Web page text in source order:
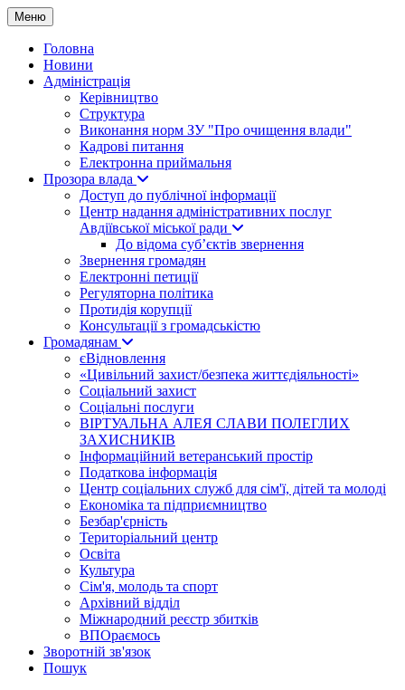
Меню
Головна
Новини
Адміністрація
Керівництво
Структура
Виконання норм ЗУ "Про очищення влади"
Кадрові питання
Електронна приймальня
Прозора влада
Доступ до публічної інформації
Центр надання адміністративних послуг
Авдіївської міської ради
До відома суб’єктів звернення
Звернення громадян
Електронні петиції
Регуляторна політика
Протидія корупції
Консультації з громадськістю
Громадянам
єВідновлення
«Цивільний захист/безпека життєдіяльності»
Соціальний захист
Соціальні послуги
ВІРТУАЛЬНА АЛЕЯ СЛАВИ ПОЛЕГЛИХ
ЗАХИСНИКІВ
Інформаційний ветеранський простір
Податкова інформація
Центр соціальних служб для сім'ї, дітей та молоді
Економіка та підприємництво
Безбар'єрність
Територіальний центр
Освіта
Культура
Сім'я, молодь та спорт
Архівний відділ
Міжнародний реєстр збитків
ВПОраємось
Зворотній зв'язок
Пошук